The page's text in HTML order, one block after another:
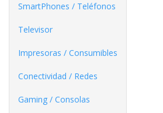
SmartPhones / Teléfonos
Televisor
Impresoras / Consumibles
Conectividad / Redes
Gaming / Consolas